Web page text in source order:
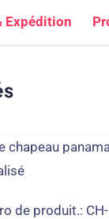
Expédition
de produit.: